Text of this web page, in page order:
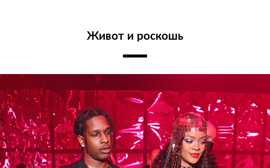
Живот и роскошь